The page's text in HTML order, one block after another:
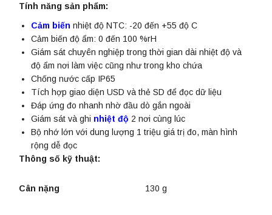
Tính năng sản phẩm:
Cảm biến nhiệt độ NTC: -20 đến +55 độ C
Cảm biến độ ẩm: 0 đến 100 %rH
Giám sát chuyên nghiệp trong thời gian dài nhiệt độ và
độ ẩm nơi làm việc cũng như trong kho chứa
Chống nước cấp IP65
Tích hợp giao diện USD và thẻ SD để đọc dữ liệu
Đáp ứng đo nhanh nhờ đầu dò gắn ngoài
Giám sát và ghi nhiệt độ 2 nơi cùng lúc
Bộ nhớ lớn với dung lượng 1 triệu giá trị đo, màn hình
rộng dễ đọc
Thông số kỹ thuật:
Cân nặng 130 g